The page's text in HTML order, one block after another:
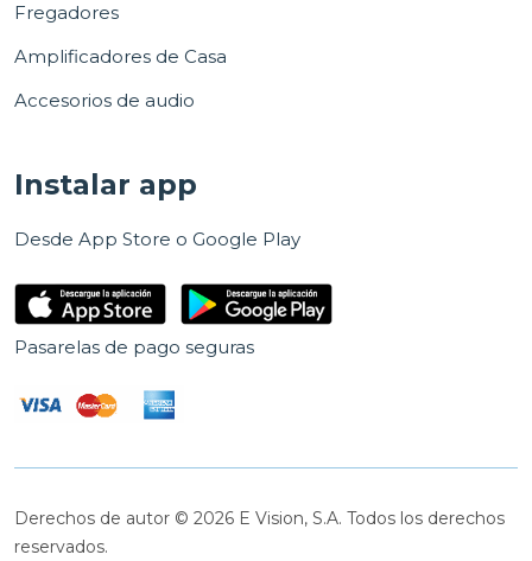
Fregadores
Amplificadores de Casa
Accesorios de audio
Instalar app
Desde App Store o Google Play
Pasarelas de pago seguras
Derechos de autor © 2026 E Vision, S.A. Todos los derechos
reservados.